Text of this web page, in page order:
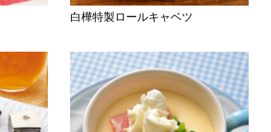
白樺特製ロールキャベツ